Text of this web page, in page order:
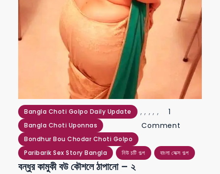
Bangla Choti Golpo Daily Update ,
Bangla Choti Uponnas
,
Bondhur Bou Chodar Choti Golpo
,
Paribarik Sex Story Bangla
,
নিউ চটি গল্প
,
বাংলা সেক্স গল্প
1
Comment
কামুকী
বন্ধুর কামুকী বউ কৌশলে ঠাপানো – ২